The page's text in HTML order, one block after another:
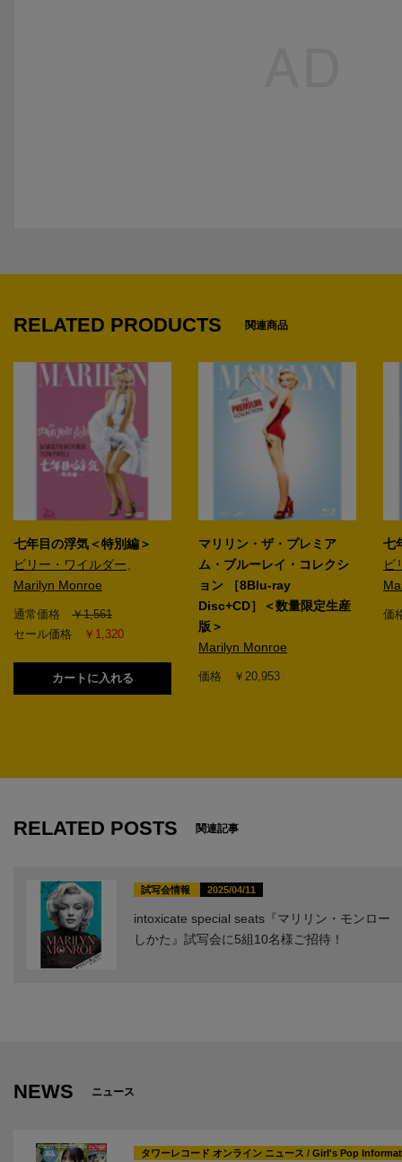
RELATED PRODUCTS 関連商品
七年目の浮気＜特別編＞
ビリー・ワイルダー 、
Marilyn Monroe
通常価格 ￥1,561
セール価格
￥1,320
カートに入れる
マリリン・ザ・プレミア
ム・ブルーレイ・コレクシ
ョン ［8Blu-ray
Disc+CD］＜数量限定生産
版＞
Marilyn Monroe
価格 ￥20,953
七
ビ
価
RELATED POSTS 関連記事
試写会情報 2025/04/11
intoxicate special seats『マリリン・モンロー
しかた』試写会に5組10名様ご招待！
NEWS ニュース
タワーレコード オンライン ニュース / Girl's Pop